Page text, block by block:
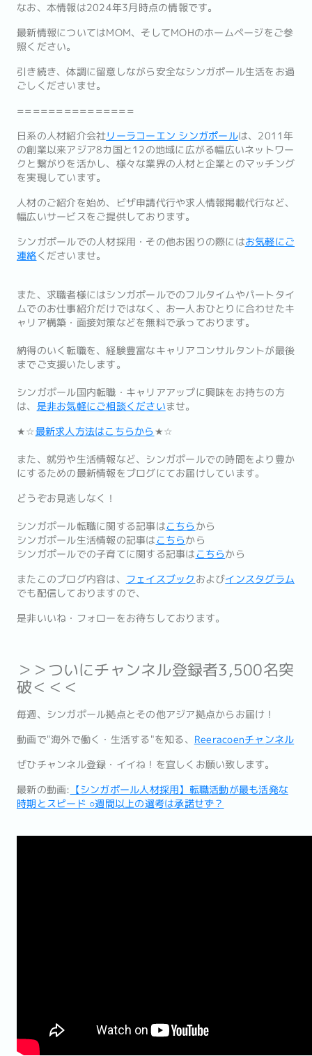
なお、本情報は2024年3月時点の情報です。
最新情報についてはMOM、そしてMOHのホームページをご参
照ください。
引き続き、体調に留意しながら安全なシンガポール生活をお過
ごしくださいませ。
===============
日系の人材紹介会社リーラコーエン シンガポールは、2011年
の創業以来アジア8カ国と12の地域に広がる幅広いネットワー
クと繋がりを活かし、様々な業界の人材と企業とのマッチング
を実現しています。
人材のご紹介を始め、ビザ申請代行や求人情報掲載代行など、
幅広いサービスをご提供しております。
シンガポールでの人材採用・その他お困りの際にはお気軽にご
連絡くださいませ。
また、求職者様にはシンガポールでのフルタイムやパートタイ
ムでのお仕事紹介だけではなく、お一人おひとりに合わせたキ
ャリア構築・面接対策などを無料で承っております。
納得のいく転職を、経験豊富なキャリアコンサルタントが最後
までご支援いたします。
シンガポール国内転職・キャリアアップに興味をお持ちの方
は、 是非お気軽にご相談くださいませ。
★☆最新求人方法はこちらから ★☆
また、就労や生活情報など、シンガポールでの時間をより豊か
にするための最新情報をブログにてお届けしています。
どうぞお見逃しなく！
シンガポール転職に関する記事はこちら から
シンガポール生活情報の記事はこちらから
シンガポールでの子育てに関する記事はこちらから
またこのブログ内容は、 フェイスブック およびインスタグラム
でも配信しておりますので、
是非いいね・フォローをお待ちしております。
＞＞ついにチャンネル登録者3,500名突
破＜＜＜
毎週、シンガポール拠点とその他アジア拠点からお届け！
動画で"海外で働く・生活する"を知る、 Reeracoenチャ ンネル
ぜひチャンネル登録・イイね！を宜しくお願い致します。
最新の動画: 【シンガポール人材採用】転職活動が最も活発な
時期とスピード ○週間以上の選考は承諾せず？